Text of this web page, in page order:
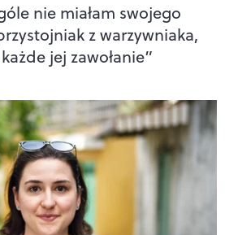
nie miałam swojego
z warzywniaka,
jej zawołanie”